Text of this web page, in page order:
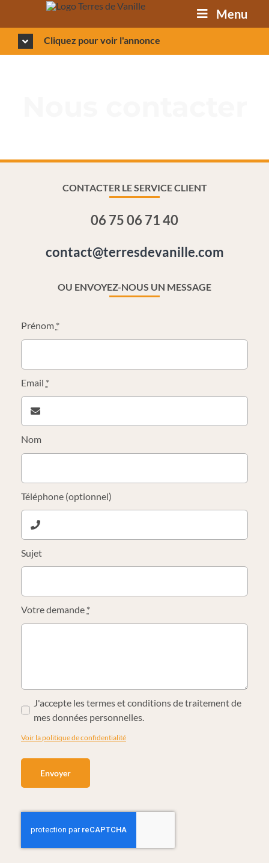
contenu
Menu
Cliquez pour voir l'annonce
Prénom *
Email *
Nom
Téléphone (optionnel)
Sujet
Votre demande *
J'accepte les termes et conditions de traitement de
mes données personnelles.
Voir la politique de confidentialité
Envoyer
CONTACTER LE SERVICE CLIENT
06 75 06 71 40
contact@terresdevanille.com
OU ENVOYEZ-NOUS UN MESSAGE